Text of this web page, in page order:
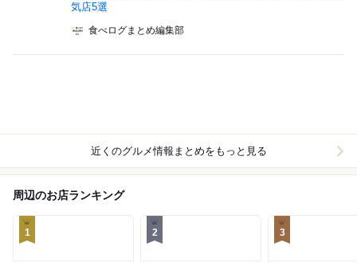
気店5選
食べログまとめ編集部
近くのグルメ情報まとめをもっと見る
周辺のお店ランキング
1 2 3